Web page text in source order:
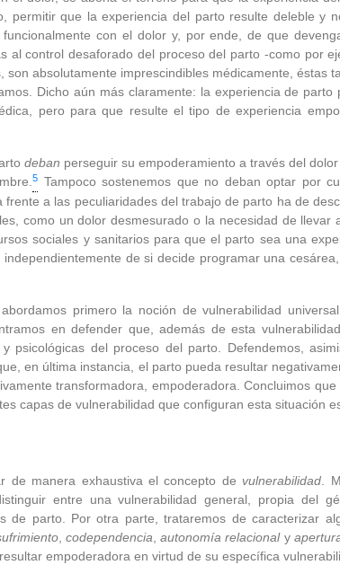
permitir que la experiencia del parto resulte deleble y
con el dolor y, por ende, de que
al control desaforado del proceso del parto -como por
absolutamente imprescindibles médicamente, éstas
Dicho aún más claramente: la experiencia de parto
pero para que resulte el tipo de experiencia
deban perseguir su empoderamiento a través del
5 Tampoco sostenemos que no deban optar por
a las peculiaridades del trabajo de parto ha de
como un dolor desmesurado o la necesidad de llevar
sociales y sanitarios para que el parto sea una
de si decide programar una
primero la noción de vulnerabilidad
en defender que, además de esta
psicológicas del proceso del parto. Defendemos,
en última instancia, el parto pueda resultar
transformadora, empoderadora. Concluimos
capas de vulnerabilidad que configuran esta situación
de manera exhaustiva el concepto de vulnerabilidad.
entre una vulnerabilidad general, propia del
de parto. Por otra parte, trataremos de caracterizar
,codependencia,autonomía relacionaly
empoderadora en virtud de su específica